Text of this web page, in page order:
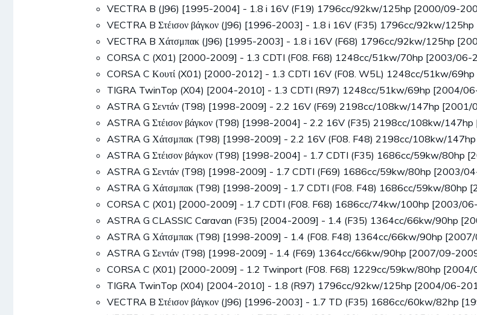
VECTRA B (J96) [1995-2004] - 1.8 i 16V (F19) 1796cc/92kw/125hp [2000/09-
VECTRA B Στέισον βάγκον (J96) [1996-2003] - 1.8 i 16V (F35) 1796cc/92kw/
VECTRA B Χάτσμπακ (J96) [1995-2003] - 1.8 i 16V (F68) 1796cc/92kw/125hp
CORSA C (X01) [2000-2009] - 1.3 CDTI (F08. F68) 1248cc/51kw/70hp [2003/06-
CORSA C Κουτί (X01) [2000-2012] - 1.3 CDTI 16V (F08. W5L) 1248cc/51kw/
TIGRA TwinTop (X04) [2004-2010] - 1.3 CDTI (R97) 1248cc/51kw/69hp [2004/
ASTRA G Σεντάν (T98) [1998-2009] - 2.2 16V (F69) 2198cc/108kw/147hp
ASTRA G Στέισον βάγκον (T98) [1998-2004] - 2.2 16V (F35) 2198cc/108kw/
ASTRA G Χάτσμπακ (T98) [1998-2009] - 2.2 16V (F08. F48) 2198cc/108kw/
ASTRA G Στέισον βάγκον (T98) [1998-2004] - 1.7 CDTI (F35) 1686cc/59kw/80hp
ASTRA G Σεντάν (T98) [1998-2009] - 1.7 CDTI (F69) 1686cc/59kw/80hp [2003/
ASTRA G Χάτσμπακ (T98) [1998-2009] - 1.7 CDTI (F08. F48) 1686cc/59kw/80hp
CORSA C (X01) [2000-2009] - 1.7 CDTI (F08. F68) 1686cc/74kw/100hp [2003/
ASTRA G CLASSIC Caravan (F35) [2004-2009] - 1.4 (F35) 1364cc/66kw/90hp
ASTRA G Χάτσμπακ (T98) [1998-2009] - 1.4 (F08. F48) 1364cc/66kw/90hp
ASTRA G Σεντάν (T98) [1998-2009] - 1.4 (F69) 1364cc/66kw/90hp [2007/09-
CORSA C (X01) [2000-2009] - 1.2 Twinport (F08. F68) 1229cc/59kw/80hp
TIGRA TwinTop (X04) [2004-2010] - 1.8 (R97) 1796cc/92kw/125hp [2004/06-
VECTRA B Στέισον βάγκον (J96) [1996-2003] - 1.7 TD (F35) 1686cc/60kw/82hp